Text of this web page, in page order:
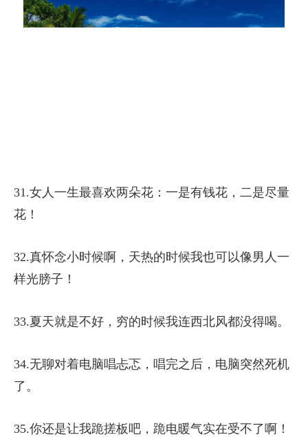
31.女人一生最喜欢两朵花：一是有钱花，二是尽量
花！
32.真怀念小时候啊，天热的时候我也可以像男人一
样光膀子！
33.夏天就是不好，穷的时候我连西北风都没得喝。
34.无聊对着电脑唱忐忑，唱完之后，电脑突然死机
了。
35.你还是让我跪搓板吧，跪电暖气实在受不了啊！